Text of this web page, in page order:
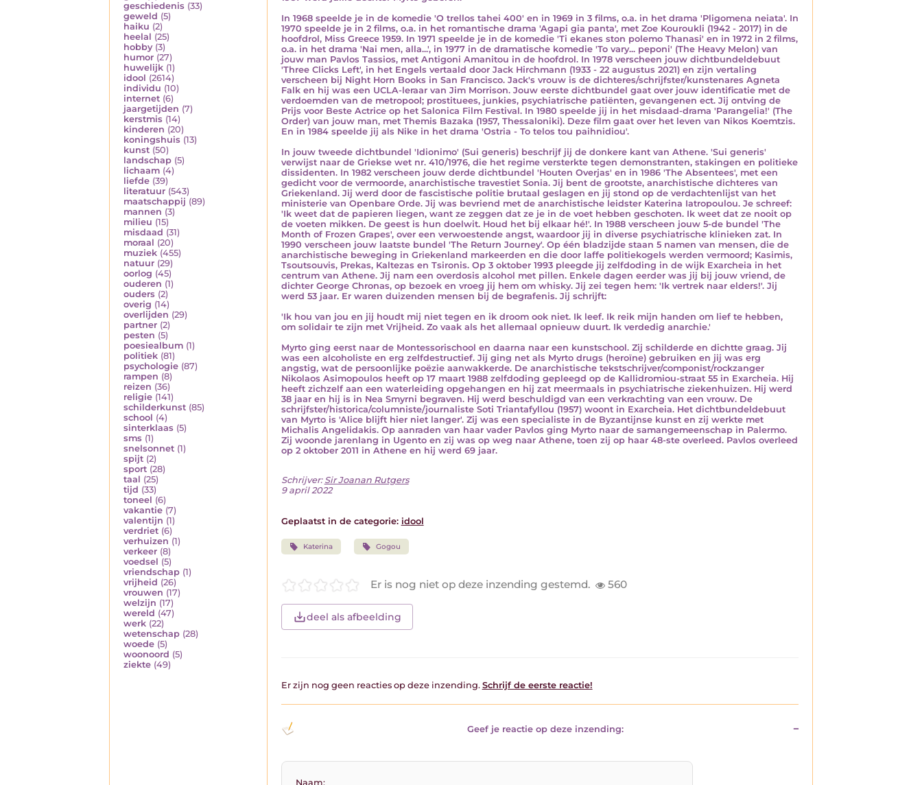
geschiedenis (33)
geweld (5)
haiku (2)
heelal (25)
hobby (3)
humor (27)
huwelijk (1)
idool (2614)
individu (10)
internet (6)
jaargetijden (7)
kerstmis (14)
kinderen (20)
koningshuis (13)
kunst (50)
landschap (5)
lichaam (4)
liefde (39)
literatuur (543)
maatschappij (89)
mannen (3)
milieu (15)
misdaad (31)
moraal (20)
muziek (455)
natuur (29)
oorlog (45)
ouderen (1)
ouders (2)
overig (14)
overlijden (29)
partner (2)
pesten (5)
poesiealbum (1)
politiek (81)
psychologie (87)
rampen (8)
reizen (36)
religie (141)
schilderkunst (85)
school (4)
sinterklaas (5)
sms (1)
snelsonnet (1)
spijt (2)
sport (28)
taal (25)
tijd (33)
toneel (6)
vakantie (7)
valentijn (1)
verdriet (6)
verhuizen (1)
verkeer (8)
voedsel (5)
vriendschap (1)
vrijheid (26)
vrouwen (17)
welzijn (17)
wereld (47)
werk (22)
wetenschap (28)
woede (5)
woonoord (5)
ziekte (49)
In 1968 speelde je in de komedie 'O trellos tahei 400' en in 1969 in 3 films, o.a. in het drama 'Pligomena neiata'. In
1970 speelde je in 2 films, o.a. in het romantische drama 'Agapi gia panta', met Zoe Kouroukli (1942 - 2017) in de
hoofdrol, Miss Greece 1959. In 1971 speelde je in de komedie 'Ti ekanes ston polemo Thanasi' en in 1972 in 2 films,
o.a. in het drama 'Nai men, alla...', in 1977 in de dramatische komedie 'To vary... peponi' (The Heavy Melon) van
jouw man Pavlos Tassios, met Antigoni Amanitou in de hoofdrol. In 1978 verscheen jouw dichtbundeldebuut
'Three Clicks Left', in het Engels vertaald door Jack Hirchmann (1933 - 22 augustus 2021) en zijn vertaling
verscheen bij Night Horn Books in San Francisco. Jack's vrouw is de dichteres/schrijfster/kunstenares Agneta
Falk en hij was een UCLA-leraar van Jim Morrison. Jouw eerste dichtbundel gaat over jouw identificatie met de
verdoemden van de metropool; prostituees, junkies, psychiatrische patiënten, gevangenen ect. Jij ontving de
Prijs voor Beste Actrice op het Salonica Film Festival. In 1980 speelde jij in het misdaad-drama 'Parangelia!' (The
Order) van jouw man, met Themis Bazaka (1957, Thessaloniki). Deze film gaat over het leven van Nikos Koemtzis.
En in 1984 speelde jij als Nike in het drama 'Ostria - To telos tou paihnidiou'.
In jouw tweede dichtbundel 'Idionimo' (Sui generis) beschrijf jij de donkere kant van Athene. 'Sui generis'
verwijst naar de Griekse wet nr. 410/1976, die het regime versterkte tegen demonstranten, stakingen en politieke
dissidenten. In 1982 verscheen jouw derde dichtbundel 'Houten Overjas' en in 1986 'The Absentees', met een
gedicht voor de vermoorde, anarchistische travestiet Sonia. Jij bent de grootste, anarchistische dichteres van
Griekenland. Jij werd door de fascistische politie brutaal geslagen en jij stond op de verdachtenlijst van het
ministerie van Openbare Orde. Jij was bevriend met de anarchistische leidster Katerina Iatropoulou. Je schreef:
'Ik weet dat de papieren liegen, want ze zeggen dat ze je in de voet hebben geschoten. Ik weet dat ze nooit op
de voeten mikken. De geest is hun doelwit. Houd het bij elkaar hé!'. In 1988 verscheen jouw 5-de bundel 'The
Month of Frozen Grapes', over een verwoestende angst, waardoor jij in diverse psychiatrische klinieken zat. In
1990 verscheen jouw laatste bundel 'The Return Journey'. Op één bladzijde staan 5 namen van mensen, die de
anarchistische beweging in Griekenland markeerden en die door laffe politiekogels werden vermoord; Kasimis,
Tsoutsouvis, Prekas, Kaltezas en Tsironis. Op 3 oktober 1993 pleegde jij zelfdoding in de wijk Exarcheia in het
centrum van Athene. Jij nam een overdosis alcohol met pillen. Enkele dagen eerder was jij bij jouw vriend, de
dichter George Chronas, op bezoek en vroeg jij hem om whisky. Jij zei tegen hem: 'Ik vertrek naar elders!'. Jij
werd 53 jaar. Er waren duizenden mensen bij de begrafenis. Jij schrijft:
'Ik hou van jou en jij houdt mij niet tegen en ik droom ook niet. Ik leef. Ik reik mijn handen om lief te hebben,
om solidair te zijn met Vrijheid. Zo vaak als het allemaal opnieuw duurt. Ik verdedig anarchie.'
Myrto ging eerst naar de Montessorischool en daarna naar een kunstschool. Zij schilderde en dichtte graag. Jij
was een alcoholiste en erg zelfdestructief. Jij ging net als Myrto drugs (heroïne) gebruiken en jij was erg
angstig, wat de persoonlijke poëzie aanwakkerde. De anarchistische tekstschrijver/componist/rockzanger
Nikolaos Asimopoulos heeft op 17 maart 1988 zelfdoding gepleegd op de Kallidromiou-straat 55 in Exarcheia. Hij
heeft zichzelf aan een waterleiding opgehangen en hij zat meermaals in psychiatrische ziekenhuizen. Hij werd
38 jaar en hij is in Nea Smyrni begraven. Hij werd beschuldigd van een verkrachting van een vrouw. De
schrijfster/historica/columniste/journaliste Soti Triantafyllou (1957) woont in Exarcheia. Het dichtbundeldebuut
van Myrto is 'Alice blijft hier niet langer'. Zij was een specialiste in de Byzantijnse kunst en zij werkte met
Michalis Angelidakis. Op aanraden van haar vader Pavlos ging Myrto naar de samangemeenschap in Palermo.
Zij woonde jarenlang in Ugento en zij was op weg naar Athene, toen zij op haar 48-ste overleed. Pavlos overleed
op 2 oktober 2011 in Athene en hij werd 69 jaar.
Schrijver: Sir Joanan Rutgers
9 april 2022
Geplaatst in de categorie: idool
Katerina Gogou
Er is nog niet op deze inzending gestemd. 560
deel als afbeelding
Er zijn nog geen reacties op deze inzending. Schrijf de eerste reactie!
Geef je reactie op deze inzending:
Naam: